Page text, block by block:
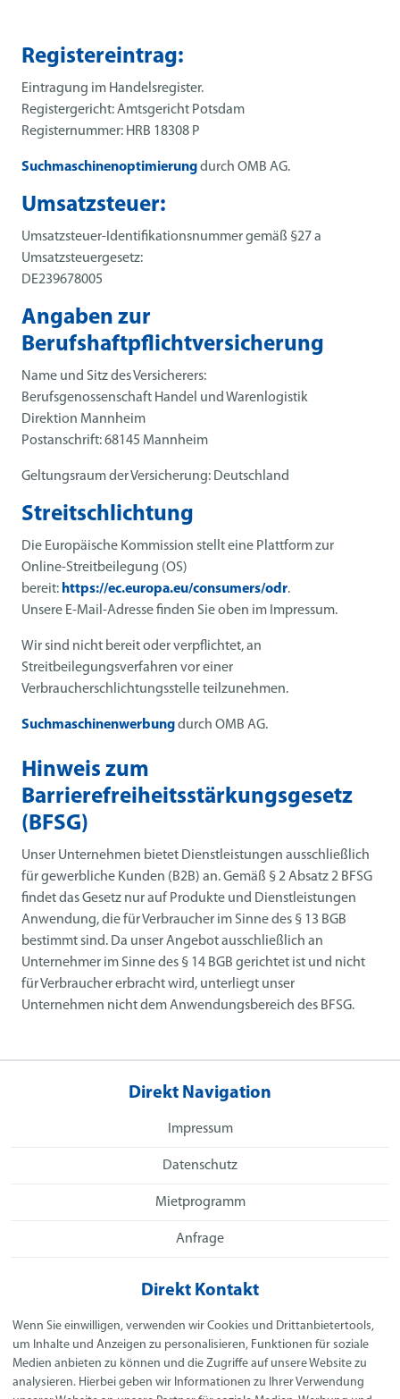
Registereintrag:
Eintragung im Handelsregister.
Registergericht: Amtsgericht Potsdam
Registernummer: HRB 18308 P
Suchmaschinenoptimierungdurch OMB AG.
Umsatzsteuer:
Umsatzsteuer-Identifikationsnummer gemäß §27 a
Umsatzsteuergesetz:
DE239678005
Angaben zur
Berufshaftpflichtversicherung
Name und Sitz des Versicherers:
Berufsgenossenschaft Handel und Warenlogistik
Direktion Mannheim
Postanschrift: 68145 Mannheim
Geltungsraum der Versicherung: Deutschland
Streitschlichtung
Die Europäische Kommission stellt eine Plattform zur
Online-Streitbeilegung (OS)
bereit: https://ec.europa.eu/consumers/odr.
Unsere E-Mail-Adresse finden Sie oben im Impressum.
Wir sind nicht bereit oder verpflichtet, an
Streitbeilegungsverfahren vor einer
Verbraucherschlichtungsstelle teilzunehmen.
Suchmaschinenwerbungdurch OMB AG.
Hinweis zum
Barrierefreiheitsstärkungsgesetz
(BFSG)
Unser Unternehmen bietet Dienstleistungen ausschließlich
für gewerbliche Kunden (B2B) an. Gemäß § 2 Absatz 2 BFSG
findet das Gesetz nur auf Produkte und Dienstleistungen
Anwendung, die für Verbraucher im Sinne des § 13 BGB
bestimmt sind. Da unser Angebot ausschließlich an
Unternehmer im Sinne des § 14 BGB gerichtet ist und nicht
für Verbraucher erbracht wird, unterliegt unser
Unternehmen nicht dem Anwendungsbereich des BFSG.
Direkt Navigation
Impressum
Datenschutz
Mietprogramm
Anfrage
Direkt Kontakt
Schulz Arbeitsbühnen GmbH
Am Heidefeld 7
14712 Rathenow
Telefon: +49 3385 503166
Wenn Sie einwilligen, verwenden wir Cookies und Drittanbietertools,
um Inhalte und Anzeigen zu personalisieren, Funktionen für soziale
Medien anbieten zu können und die Zugriffe auf unsere Website zu
analysieren. Hierbei geben wir Informationen zu Ihrer Verwendung